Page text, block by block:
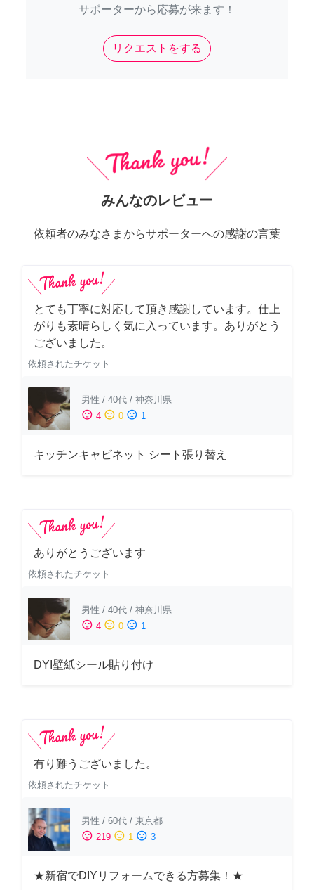
サポーターから応募が来ます！
リクエストをする
みんなのレビュー
依頼者のみなさまからサポーターへの感謝の言葉
とても丁寧に対応して頂き感謝しています。仕上
がりも素晴らしく気に入っています。ありがとう
ございました。
依頼されたチケット
男性 / 40代 / 神奈川県
sentiment_satisfied 4 sentiment_neutral 0 sentiment_dissatisfied 1
キッチンキャビネット シート張り替え
ありがとうございます
依頼されたチケット
男性 / 40代 / 神奈川県
sentiment_satisfied 4 sentiment_neutral 0 sentiment_dissatisfied 1
DYI壁紙シール貼り付け
有り難うございました。
依頼されたチケット
男性 / 60代 / 東京都
sentiment_satisfied 219 sentiment_neutral 1 sentiment_dissatisfied 3
★新宿でDIYリフォームできる方募集！★